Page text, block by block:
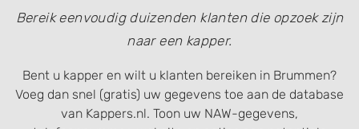
Bereik eenvoudig duizenden klanten die opzoek zijn
naar een kapper.
Bent u kapper en wilt u klanten bereiken in Brummen?
Voeg dan snel (gratis) uw gegevens toe aan de database
van Kappers.nl. Toon uw NAW-gegevens,